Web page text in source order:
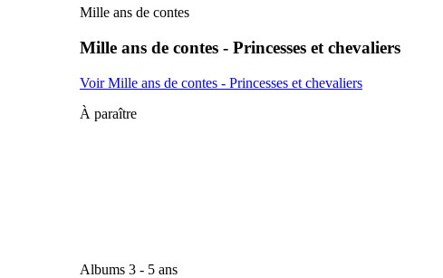
Mille ans de contes
Mille ans de contes - Princesses et chevaliers
Voir Mille ans de contes - Princesses et chevaliers
À paraître
Albums 3 - 5 ans